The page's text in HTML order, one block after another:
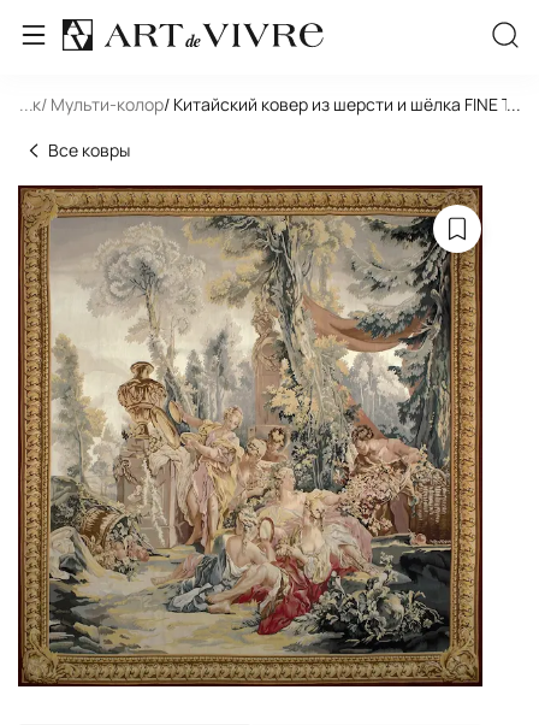
... / Мульти-колор/ Китайский ковер из шерсти и шёлка FINE
...
Все ковры